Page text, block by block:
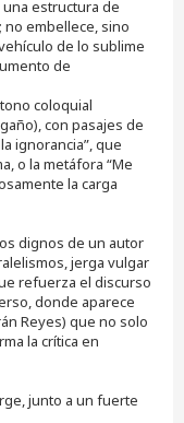
estructura de
embellece, sino
de lo sublime
de
coloquial
con pasajes de
ignorancia”, que
o la metáfora “Me
la carga
dignos de un autor
jerga vulgar
refuerza el discurso
donde aparece
Reyes) que no solo
la crítica en
junto a un fuerte